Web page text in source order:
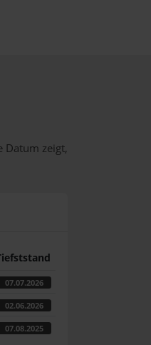
Datum zeigt,
07.07.2026
02.06.2026
07.08.2025